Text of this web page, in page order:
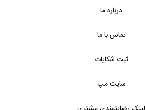
درباره ما
تماس با ما
ثبت شکایات
سایت مپ